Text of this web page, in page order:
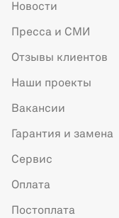
Новости
Пресса и СМИ
Отзывы клиентов
Наши проекты
Вакансии
Гарантия и замена
Сервис
Оплата
Постоплата